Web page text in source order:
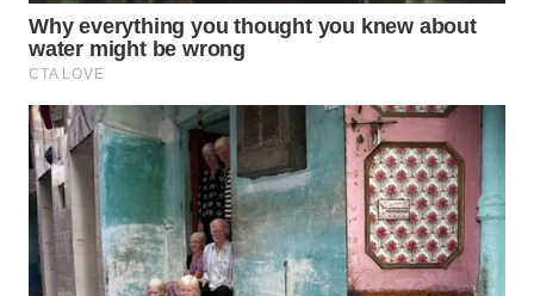
WN
PURWAKARTA
WN
PRIANGAN
TIMUR
SEMARANG